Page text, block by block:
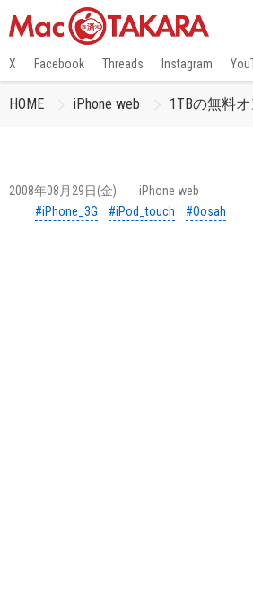
X Facebook Threads Instagram
HOME iPhone web 1TBの無料
2008年08月29日(金)
iPhone web
#iPhone_3G
#iPod_touch #Oosah